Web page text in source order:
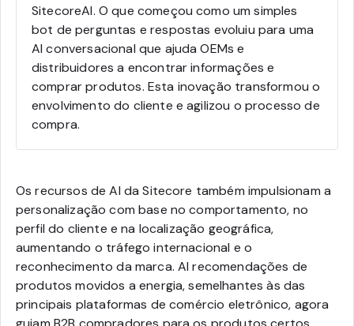
SitecoreAI. O que começou como um simples
bot de perguntas e respostas evoluiu para uma
AI conversacional que ajuda OEMs e
distribuidores a encontrar informações e
comprar produtos. Esta inovação transformou o
envolvimento do cliente e agilizou o processo de
compra.
Os recursos de AI da Sitecore também impulsionam a
personalização com base no comportamento, no
perfil do cliente e na localização geográfica,
aumentando o tráfego internacional e o
reconhecimento da marca. AI recomendações de
produtos movidos a energia, semelhantes às das
principais plataformas de comércio eletrônico, agora